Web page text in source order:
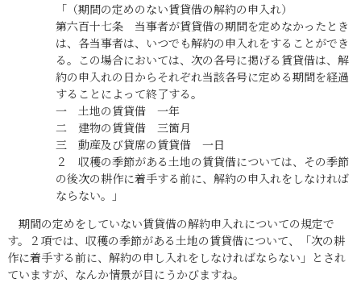
「（期間の定めのない賃貸借の解約の申入れ）
第六百十七条 当事者が賃貸借の期間を定めなかったとき
は、各当事者は、いつでも解約の申入れをすることができ
る。この場合においては、次の各号に掲げる賃貸借は、解
約の申入れの日からそれぞれ当該各号に定める期間を経過
することによって終了する。
一 土地の賃貸借 一年
二 建物の賃貸借 三箇月
三 動産及び貸席の賃貸借 一日
２ 収穫の季節がある土地の賃貸借については、その季節
の後次の耕作に着手する前に、解約の申入れをしなければ
ならない。」
期間の定めをしていない賃貸借の解約申入れについての規定で
す。２項では、収穫の季節がある土地の賃貸借について、「次の耕
作に着手する前に、解約の申し入れをしなければならない」とされ
ていますが、なんか情景が目にうかびますね。